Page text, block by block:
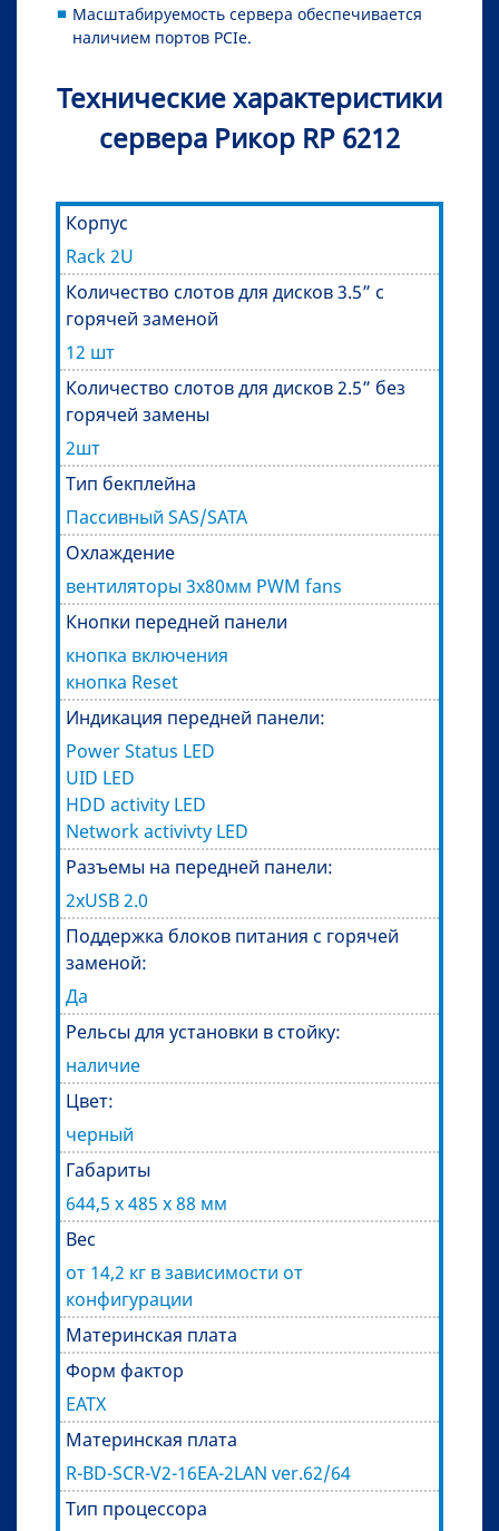
Масштабируемость сервера обеспечивается
наличием портов PCIe.
Технические характеристики
сервера Рикор RP 6212
Корпус
Rack 2U
Количество слотов для дисков 3.5” с
горячей заменой
12 шт
Количество слотов для дисков 2.5” без
горячей замены
2шт
Тип бекплейна
Пассивный SAS/SATA
Охлаждение
вентиляторы 3x80мм PWM fans
Кнопки передней панели
кнопка включения
кнопка Reset
Индикация передней панели:
Power Status LED
UID LED
HDD activity LED
Network activivty LED
Разъемы на передней панели:
2xUSB 2.0
Поддержка блоков питания с горячей
заменой:
Да
Рельсы для установки в стойку:
наличие
Цвет:
черный
Габариты
644,5 х 485 х 88 мм
Вес
от 14,2 кг в зависимости от
конфигурации
Материнская плата
Форм фактор
EATX
Материнская плата
R-BD-SCR-V2-16EA-2LAN ver.62/64
Тип процессора